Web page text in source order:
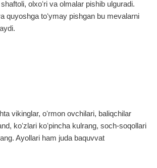
olxoʻri va olmalar pishib ulguradi.
quyoshga toʻymay pishgan bu mevalarni
vikinglar, oʻrmon ovchilari, baliqchilar
koʻzlari koʻpincha kulrang, soch-soqollari
Ayollari ham juda baquvvat